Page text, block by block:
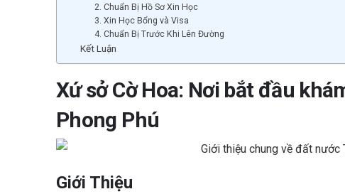
2. Chuẩn Bị Hồ Sơ Xin Học
3. Xin Học Bổng và Visa
4. Chuẩn Bị Trước Khi Lên Đường
Kết Luận
Xứ sở Cờ Hoa: Nơi bắt đầu
Phong Phú
Giới Thiệu